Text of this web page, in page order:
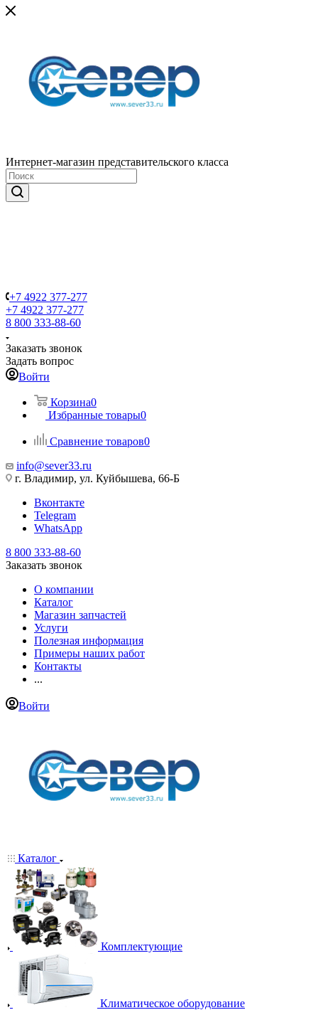
Интернет-магазин представительского класса
+7 4922 377-277
+7 4922 377-277
8 800 333-88-60
Заказать звонок
Задать вопрос
Войти
Корзина0
Избранные товары0
Сравнение товаров0
info@sever33.ru
г. Владимир, ул. Куйбышева, 66-Б
Вконтакте
Telegram
WhatsApp
8 800 333-88-60
Заказать звонок
О компании
Каталог
Магазин запчастей
Услуги
Полезная информация
Примеры наших работ
Контакты
...
Войти
Каталог
Комплектующие
Климатическое оборудование